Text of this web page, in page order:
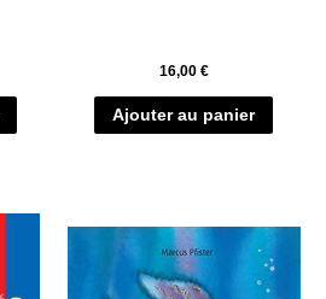
16,00 €
Ajouter au panier